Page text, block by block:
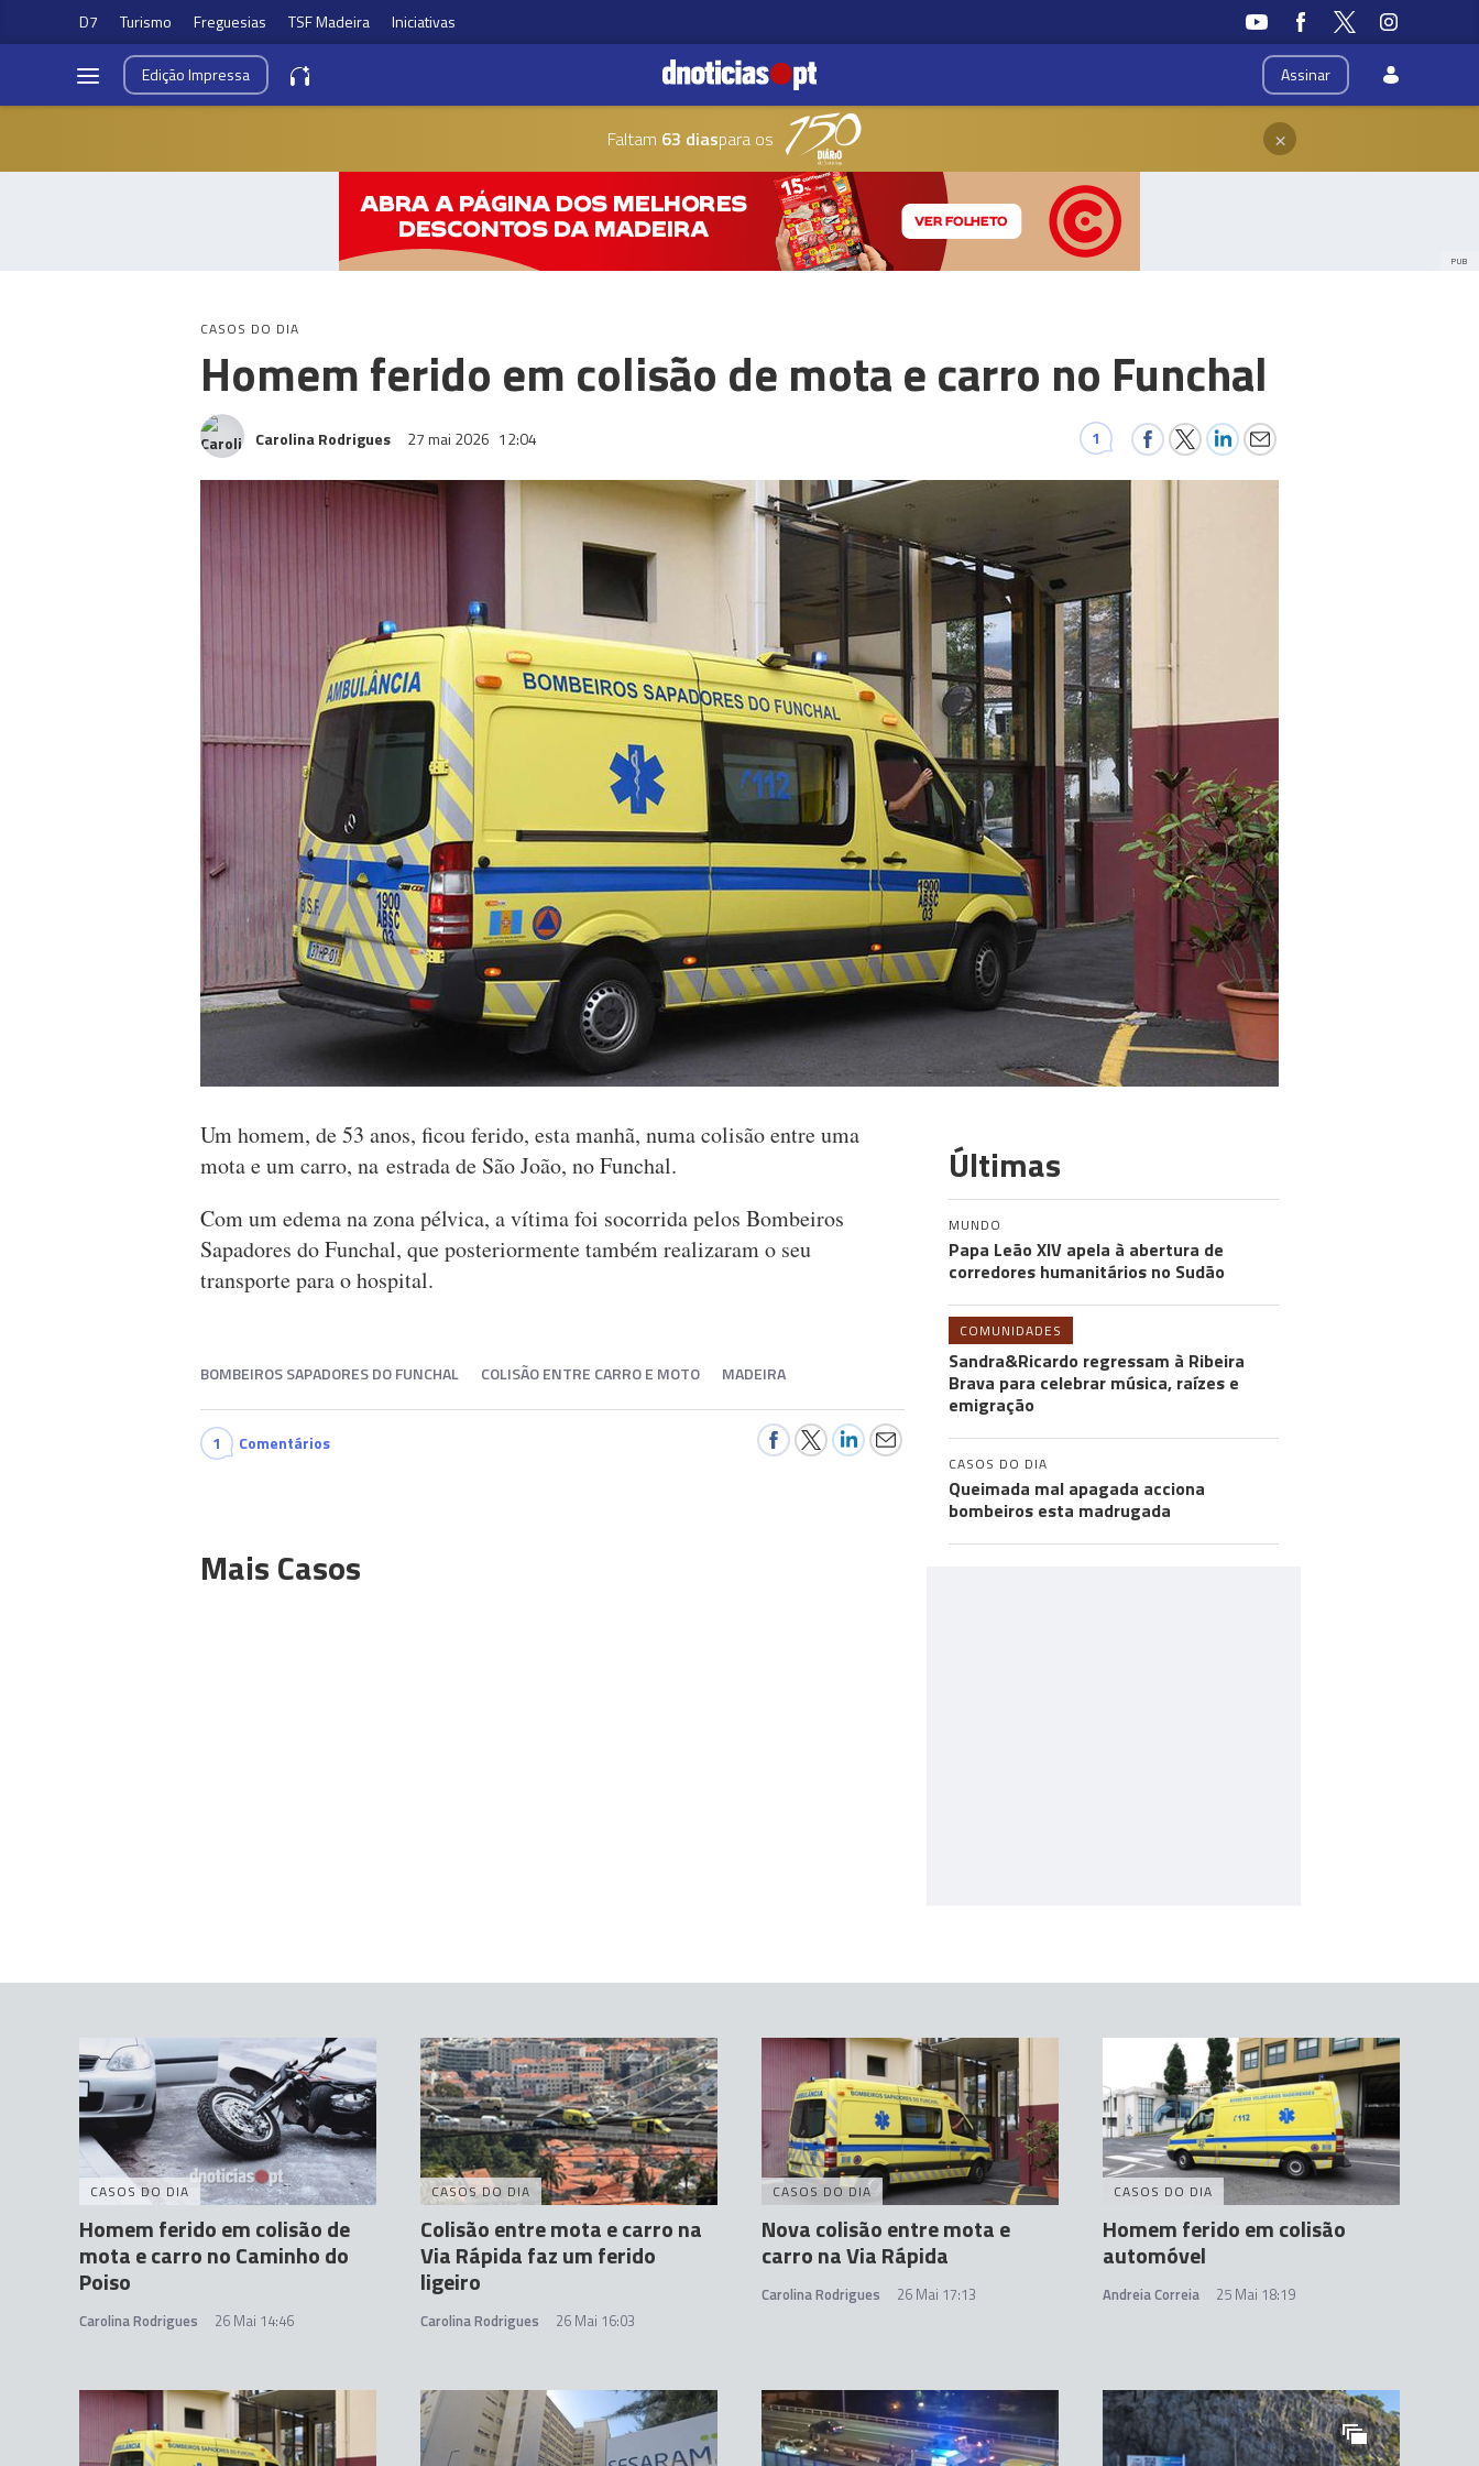
D7 Turismo Freguesias TSF Madeira Iniciativas
Assinar
EdiçãoImpressa
Faltam 63 diaspara os ×
PUB
CASOS DO DIA
Homem ferido em colisão de mota e carro no Funchal
Carolina Rodrigues 27 mai 2026 12:04 1
Um homem, de 53 anos, ficou ferido, esta manhã, numa colisão entre uma
mota e um carro, na estrada de São João, no Funchal.
Com um edema na zona pélvica, a vítima foi socorrida pelos Bombeiros
Sapadores do Funchal, que posteriormente também realizaram o seu
transporte para o hospital.
BOMBEIROS SAPADORES DO FUNCHAL COLISÃO ENTRE CARRO E MOTO MADEIRA
1 Comentários
Mais Casos
Últimas
MUNDO
Papa Leão XIV apela à abertura de
corredores humanitários no Sudão
COMUNIDADES
Sandra&Ricardo regressam à Ribeira
Brava para celebrar música, raízes e
emigração
CASOS DO DIA
Queimada mal apagada acciona
bombeiros esta madrugada
CASOS DO DIA
Homem ferido em colisão de
mota e carro no Caminho do
Poiso
Carolina Rodrigues 26 Mai 14:46
CASOS DO DIA
Colisão entre mota e carro na
Via Rápida faz um ferido
ligeiro
Carolina Rodrigues 26 Mai 16:03
CASOS DO DIA
Nova colisão entre mota e
carro na Via Rápida
Carolina Rodrigues 26 Mai 17:13
CASOS DO DIA
Homem ferido em colisão
automóvel
Andreia Correia 25 Mai 18:19